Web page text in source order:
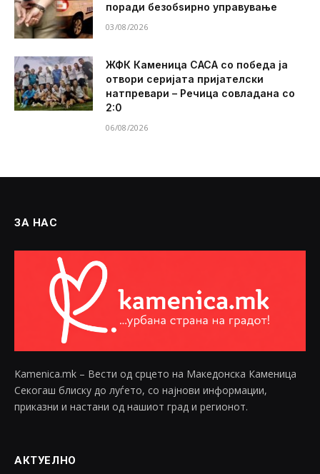
поради безобѕирно управување
03/08/2026
ЖФК Каменица САСА со победа ја
отвори серијата пријателски
натпревари – Речица совладана со
2:0
06/08/2026
ЗА НАС
Kamenica.mk – Вести од срцето на Македонска Каменица
Секогаш блиску до луѓето, со најнови информации,
приказни и настани од нашиот град и регионот.
АКТУЕЛНО